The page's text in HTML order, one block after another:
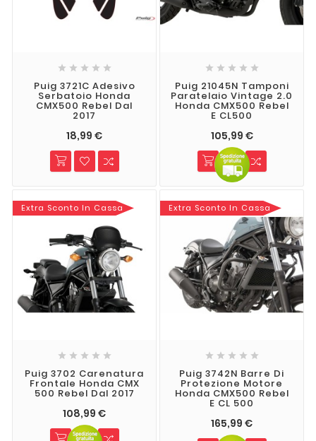
    
Puig 3721C Adesivo
Serbatoio Honda
CMX500 Rebel Dal
2017
18,99 €
    
Puig 21045N Tamponi
Paratelaio Vintage 2.0
Honda CMX500 Rebel
E CL500
105,99 €
Extra Sconto In Cassa
    
Puig 3702 Carenatura
Frontale Honda CMX
500 Rebel Dal 2017
108,99 €
Extra Sconto In Cassa
    
Puig 3742N Barre Di
Protezione Motore
Honda CMX500 Rebel
E CL 500
165,99 €